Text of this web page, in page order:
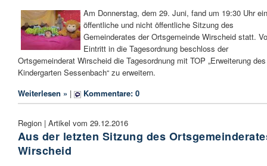
Am Donnerstag, dem 29. Juni, fand um 19:30 Uhr
öffentliche und nicht öffentliche Sitzung des
Gemeinderates der Ortsgemeinde Wirscheid statt.
Eintritt in die Tagesordnung beschloss der
Ortsgemeinderat Wirscheid die Tagesordnung mit TOP „Erweiterung des
Kindergarten Sessenbach“ zu erweitern.
Weiterlesen » | Kommentare: 0
Region | Artikel vom 29.12.2016
Aus der letzten Sitzung des
Wirscheid